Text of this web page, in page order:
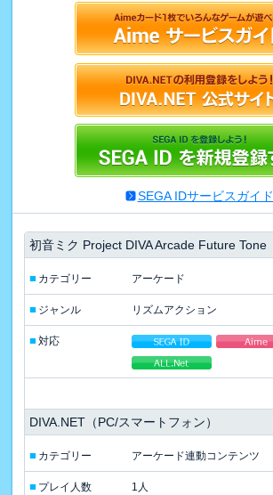
SEGA IDサービスガイド
初音ミク Project DIVA Arcade Future Tone
■ カテゴリー アーケード
■ ジャンル リズムアクション
■ 対応
DIVA.NET（PC/スマートフォン）
■ カテゴリー アーケード連動コンテンツ
■ プレイ人数 1人